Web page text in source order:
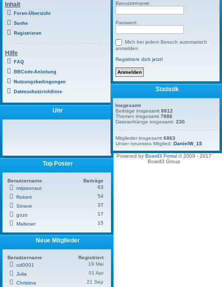
Inhalt
Foren-Übersicht
Suche
Registrieren
Hilfe
FAQ
BBCode-Anleitung
Nutzungsbedingungen
Datenschutzrichtlinie
Uhr
Top Poster
Benutzername
Beiträge
mrjasonaut
63
Robert
54
Simore
37
gozo
17
Malteser
15
Neue Mitglieder
Benutzername
Registriert
od0001
19 Mai
Julia
01 Apr
Christina
21 Sep
Benutzername:
Passwort:
Mich bei jedem Besuch automatisch
anmelden
Registriere dich jetzt!
Statistik
Insgesamt
Beiträge insgesamt8812
Themen insgesamt7886
Dateianhänge insgesamt:230
Mitglieder insgesamt6863
Unser neuestes Mitglied:DanielW_15
Powered by Board3 Portal © 2009 - 2017
Board3 Group